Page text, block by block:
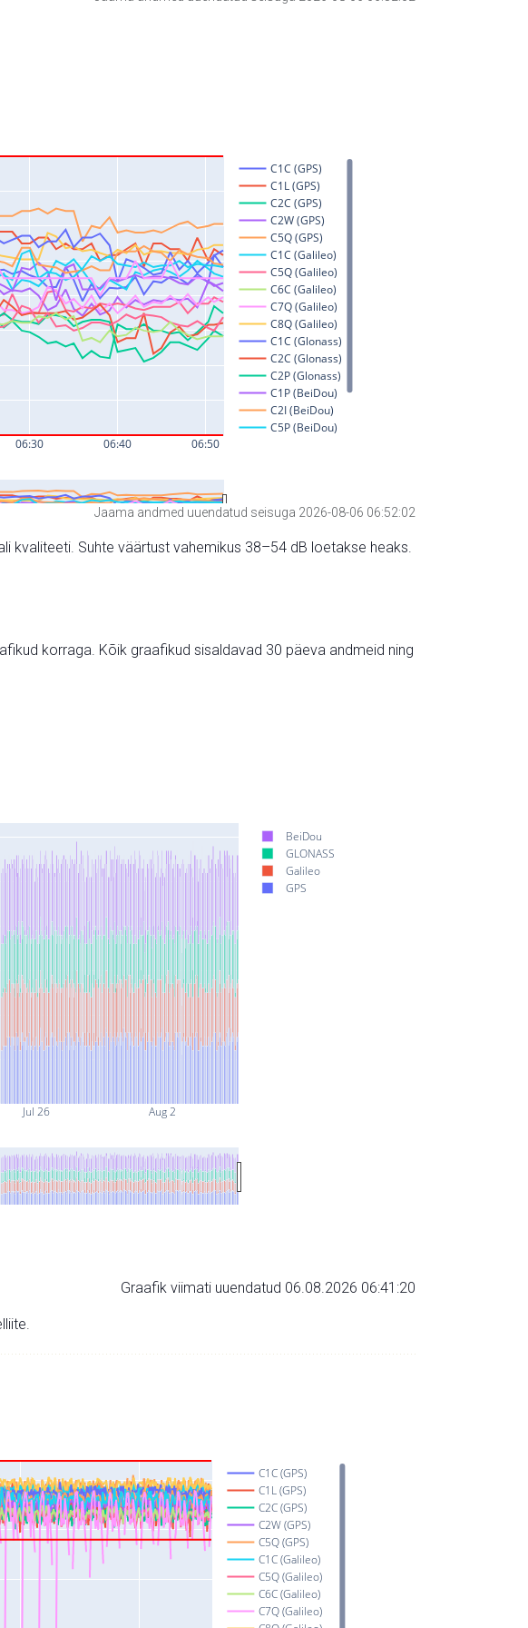
Jaama andmed uuendatud seisuga 2026-08-06 06:52:02
kvaliteeti. Suhte väärtust vahemikus 38–54 dB loetakse heaks.
korraga. Kõik graafikud sisaldavad 30 päeva andmeid ning
Jul 26 Aug 2
BeiDou
GLONASS
Galileo
GPS
Graafik viimati uuendatud 06.08.2026 06:41:20
C1C (GPS)
C1L (GPS)
C2C (GPS)
C2W (GPS)
C5Q (GPS)
C1C (Galileo)
C5Q (Galileo)
C6C (Galileo)
C7Q (Galileo)